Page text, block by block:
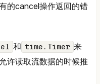
有的cancel操作返回的错
和 time.Timer 来
许读取流数据的时候推